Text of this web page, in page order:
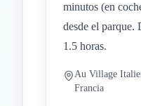
minutos (en
desde el parque.
1.5 horas.
Au Village
Francia